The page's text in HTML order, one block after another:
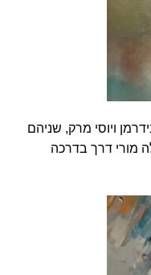
ויוסי מרק, שניהם
מורי דרך בדרכה